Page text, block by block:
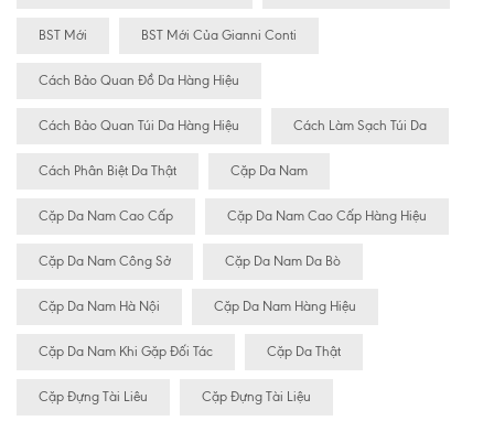
BST Mới BST Mới Của Gianni Conti
Cách Bảo Quan Đồ Da Hàng Hiệu
Cách Bảo Quan Túi Da Hàng Hiệu Cách Làm Sạch Túi Da
Cách Phân Biệt Da Thật Cặp Da Nam
Cặp Da Nam Cao Cấp Cặp Da Nam Cao Cấp Hàng Hiệu
Cặp Da Nam Công Sở Cặp Da Nam Da Bò
Cặp Da Nam Hà Nội Cặp Da Nam Hàng Hiệu
Cặp Da Nam Khi Gặp Đối Tác Cặp Da Thật
Cặp Đựng Tài Liêu Cặp Đựng Tài Liệu